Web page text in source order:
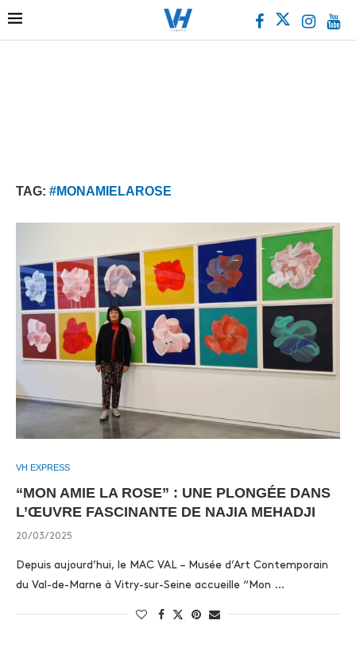
TAG: #MONAMIELAROSE
VH EXPRESS
“MON AMIE LA ROSE” : UNE PLONGÉE DANS
L’ŒUVRE FASCINANTE DE NAJIA MEHADJI
20/03/2025
Depuis aujourd’hui, le MAC VAL – Musée d’Art Contemporain
du Val-de-Marne à Vitry-sur-Seine accueille “Mon …